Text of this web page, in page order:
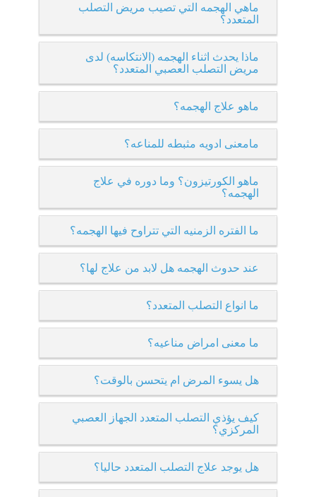
ماهي الهجمه التي تصيب مريض التصلب
المتعدد؟
ماذا يحدث اثناء الهجمه (الانتكاسه) لدى
مريض التصلب العصبي المتعدد؟
ماهو علاج الهجمه؟
مامعنى ادويه مثبطه للمناعه؟
ماهو الكورتيزون؟ وما دوره في علاج
الهجمه؟
ما الفتره الزمنيه التي تتراوح فيها الهجمه؟
عند حدوث الهجمه هل لابد من علاج لها؟
ما انواع التصلب المتعدد؟
ما معنى امراض مناعيه؟
هل يسوء المرض ام يتحسن بالوقت؟
كيف يؤذي التصلب المتعدد الجهاز العصبي
المركزي؟
هل يوجد علاج التصلب المتعدد حاليا؟